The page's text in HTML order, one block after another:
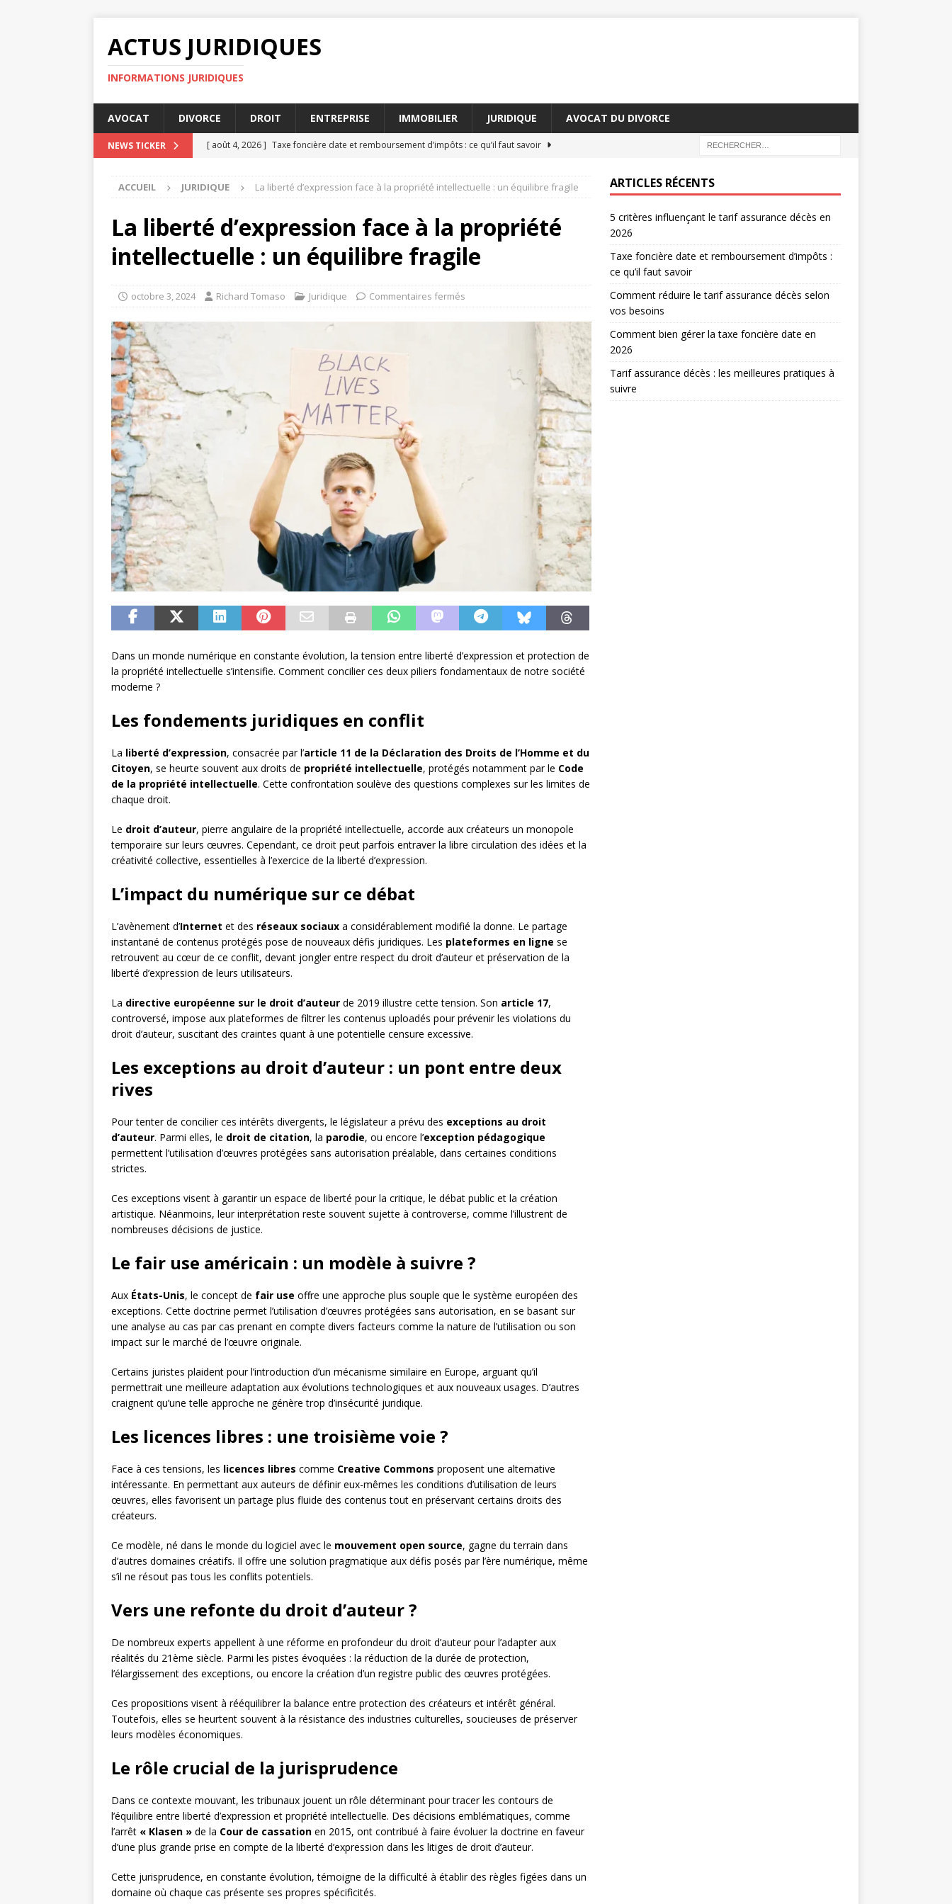
ACTUS JURIDIQUES
INFORMATIONS JURIDIQUES
AVOCAT DIVORCE DROIT ENTREPRISE IMMOBILIER JURIDIQUE AVOCAT DU DIVORCE
NEWS TICKER [ août 4, 2026 ] Taxe foncière date et remboursement d’impôts : ce qu’il faut savoir
[ juillet 31, 2026 ] Comment réduire le tarif assurance décès selon vos besoins
JURIDIQUE
[ juillet 27, 2026 ]
Comment bien gérer la taxe foncière date en 2026
IMMOBILIER
[ juillet 23, 2026 ]
Tarif assurance décès : les meilleures pratiques à suivre
[ août 8, 2026 ]
5 critères influençant le tarif assurance décès en 2026
ACCUEIL JURIDIQUE La liberté d’expression face à la propriété intellectuelle : un équilibre fragile
La liberté d’expression face à la propriété
intellectuelle : un équilibre fragile
octobre 3, 2024 Richard Tomaso Juridique Commentaires fermés
Dans un monde numérique en constante évolution, la tension entre liberté d’expression et protection de
la propriété intellectuelle s’intensifie. Comment concilier ces deux piliers fondamentaux de notre société
moderne ?
Les fondements juridiques en conflit
La liberté d’expression, consacrée par l’article 11 de la Déclaration des Droits de l’Homme et du
Citoyen, se heurte souvent aux droits de propriété intellectuelle, protégés notamment par le Code
de la propriété intellectuelle. Cette confrontation soulève des questions complexes sur les limites de
chaque droit.
Le droit d’auteur, pierre angulaire de la propriété intellectuelle, accorde aux créateurs un monopole
temporaire sur leurs œuvres. Cependant, ce droit peut parfois entraver la libre circulation des idées et la
créativité collective, essentielles à l’exercice de la liberté d’expression.
L’impact du numérique sur ce débat
L’avènement d’Internet et des réseaux sociaux a considérablement modifié la donne. Le partage
instantané de contenus protégés pose de nouveaux défis juridiques. Les plateformes en ligne se
retrouvent au cœur de ce conflit, devant jongler entre respect du droit d’auteur et préservation de la
liberté d’expression de leurs utilisateurs.
La directive européenne sur le droit d’auteur de 2019 illustre cette tension. Son article 17,
controversé, impose aux plateformes de filtrer les contenus uploadés pour prévenir les violations du
droit d’auteur, suscitant des craintes quant à une potentielle censure excessive.
Les exceptions au droit d’auteur : un pont entre deux
rives
Pour tenter de concilier ces intérêts divergents, le législateur a prévu des exceptions au droit
d’auteur. Parmi elles, le droit de citation, la parodie, ou encore l’exception pédagogique
permettent l’utilisation d’œuvres protégées sans autorisation préalable, dans certaines conditions
strictes.
Ces exceptions visent à garantir un espace de liberté pour la critique, le débat public et la création
artistique. Néanmoins, leur interprétation reste souvent sujette à controverse, comme l’illustrent de
nombreuses décisions de justice.
Le fair use américain : un modèle à suivre ?
Aux États-Unis, le concept de fair use offre une approche plus souple que le système européen des
exceptions. Cette doctrine permet l’utilisation d’œuvres protégées sans autorisation, en se basant sur
une analyse au cas par cas prenant en compte divers facteurs comme la nature de l’utilisation ou son
impact sur le marché de l’œuvre originale.
Certains juristes plaident pour l’introduction d’un mécanisme similaire en Europe, arguant qu’il
permettrait une meilleure adaptation aux évolutions technologiques et aux nouveaux usages. D’autres
craignent qu’une telle approche ne génère trop d’insécurité juridique.
Les licences libres : une troisième voie ?
Face à ces tensions, les licences libres comme Creative Commons proposent une alternative
intéressante. En permettant aux auteurs de définir eux-mêmes les conditions d’utilisation de leurs
œuvres, elles favorisent un partage plus fluide des contenus tout en préservant certains droits des
créateurs.
Ce modèle, né dans le monde du logiciel avec le mouvement open source, gagne du terrain dans
d’autres domaines créatifs. Il offre une solution pragmatique aux défis posés par l’ère numérique, même
s’il ne résout pas tous les conflits potentiels.
Vers une refonte du droit d’auteur ?
De nombreux experts appellent à une réforme en profondeur du droit d’auteur pour l’adapter aux
réalités du 21ème siècle. Parmi les pistes évoquées : la réduction de la durée de protection,
l’élargissement des exceptions, ou encore la création d’un registre public des œuvres protégées.
Ces propositions visent à rééquilibrer la balance entre protection des créateurs et intérêt général.
Toutefois, elles se heurtent souvent à la résistance des industries culturelles, soucieuses de préserver
leurs modèles économiques.
Le rôle crucial de la jurisprudence
Dans ce contexte mouvant, les tribunaux jouent un rôle déterminant pour tracer les contours de
l’équilibre entre liberté d’expression et propriété intellectuelle. Des décisions emblématiques, comme
l’arrêt « Klasen » de la Cour de cassation en 2015, ont contribué à faire évoluer la doctrine en faveur
d’une plus grande prise en compte de la liberté d’expression dans les litiges de droit d’auteur.
Cette jurisprudence, en constante évolution, témoigne de la difficulté à établir des règles figées dans un
domaine où chaque cas présente ses propres spécificités.
ARTICLES RÉCENTS
5 critères influençant le tarif assurance décès en
2026
Taxe foncière date et remboursement d’impôts :
ce qu’il faut savoir
Comment réduire le tarif assurance décès selon
vos besoins
Comment bien gérer la taxe foncière date en
2026
Tarif assurance décès : les meilleures pratiques à
suivre